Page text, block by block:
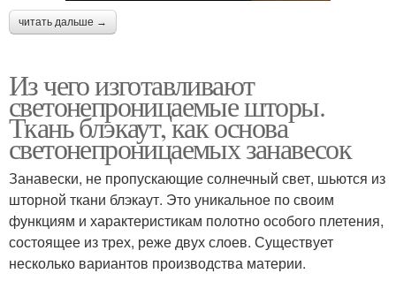
читать дальше →
Из чего изготавливают
светонепроницаемые шторы.
Ткань блэкаут, как основа
светонепроницаемых занавесок
Занавески, не пропускающие солнечный свет, шьются из
шторной ткани блэкаут. Это уникальное по своим
функциям и характеристикам полотно особого плетения,
состоящее из трех, реже двух слоев. Существует
несколько вариантов производства материи.